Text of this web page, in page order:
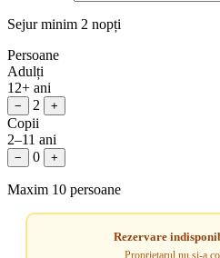
Sejur minim 2 nopți
Persoane
Adulți
12+ ani
− 2 +
Copii
2–11 ani
− 0 +
Maxim 10 persoane
Rezervare
Proprietarul nu și-a